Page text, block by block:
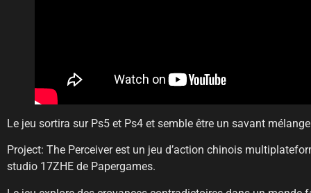
Le jeu sortira sur Ps5 et Ps4 et semble être un savant
Project: The Perceiver est un jeu d’action chinois
studio 17ZHE de Papergames.